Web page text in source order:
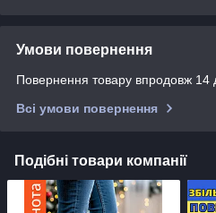
Умови повернення
Повернення товару впродовж 14
Всі умови повернення
Подібні товари компанії